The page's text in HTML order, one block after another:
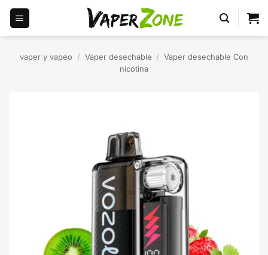
Saltar
contenido
vaper y vapeo / Vaper desechable / Vaper desechable Con
nicotina